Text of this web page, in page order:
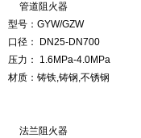
管道阻火器
型号： GYW/GZW
口径：
DN25-DN700
压力：
1.6MPa-4.0MPa
材质： 铸铁,铸钢,不锈钢
法兰阻火器